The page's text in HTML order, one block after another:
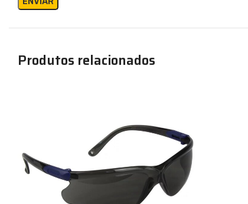
Produtos relacionados